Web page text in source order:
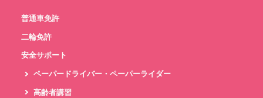
普通車免許
二輪免許
安全サポート
ペーパードライバー・ペーパーライダー
高齢者講習